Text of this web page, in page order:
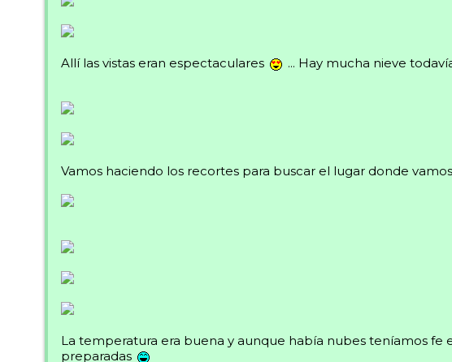
Allí las vistas eran espectaculares ... Hay mucha nieve
Vamos haciendo los recortes para buscar el lugar donde vamos
La temperatura era buena y aunque había nubes teníamos fe
preparadas